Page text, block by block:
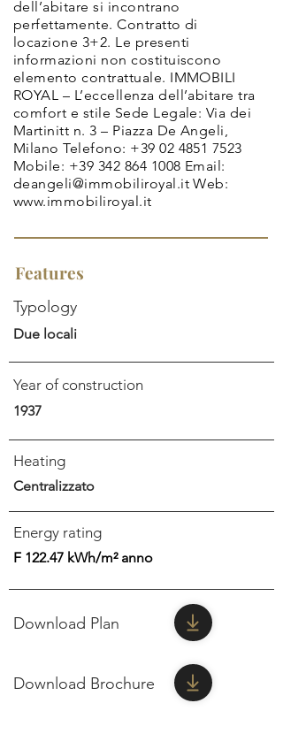
dell’abitare si incontrano
perfettamente. Contratto di
locazione 3+2. Le presenti
informazioni non costituiscono
elemento contrattuale. IMMOBILI
ROYAL – L’eccellenza dell’abitare tra
comfort e stile Sede Legale: Via dei
Martinitt n. 3 – Piazza De Angeli,
Milano Telefono: +39 02 4851 7523
Mobile: +39 342 864 1008 Email:
deangeli@immobiliroyal.it Web:
www.immobiliroyal.it
Features
Typology
Due locali
Year of construction
1937
Heating
Centralizzato
Energy rating
F 122.47 kWh/m² anno
Download Plan
Download Brochure